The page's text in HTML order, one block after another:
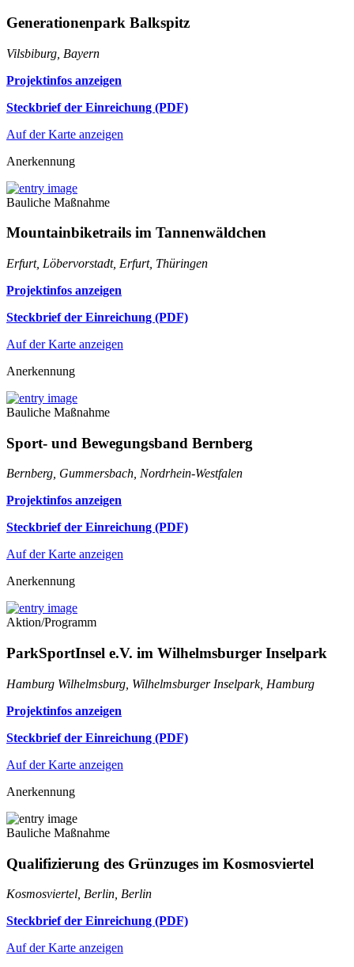
Generationenpark Balkspitz
Vilsbiburg, Bayern
Projektinfos anzeigen
Steckbrief der Einreichung (PDF)
Auf der Karte anzeigen
Anerkennung
Bauliche Maßnahme
Mountainbiketrails im Tannenwäldchen
Erfurt, Löbervorstadt, Erfurt, Thüringen
Projektinfos anzeigen
Steckbrief der Einreichung (PDF)
Auf der Karte anzeigen
Anerkennung
Bauliche Maßnahme
Sport- und Bewegungsband Bernberg
Bernberg, Gummersbach, Nordrhein-Westfalen
Projektinfos anzeigen
Steckbrief der Einreichung (PDF)
Auf der Karte anzeigen
Anerkennung
Aktion/Programm
ParkSportInsel e.V. im Wilhelmsburger Inselpark
Hamburg Wilhelmsburg, Wilhelmsburger Inselpark, Hamburg
Projektinfos anzeigen
Steckbrief der Einreichung (PDF)
Auf der Karte anzeigen
Anerkennung
Bauliche Maßnahme
Qualifizierung des Grünzuges im Kosmosviertel
Kosmosviertel, Berlin, Berlin
Steckbrief der Einreichung (PDF)
Auf der Karte anzeigen